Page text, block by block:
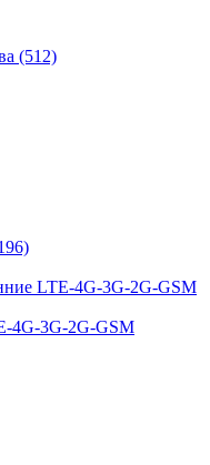
(512)
LTE-4G-3G-2G-GSM
4G-3G-2G-GSM